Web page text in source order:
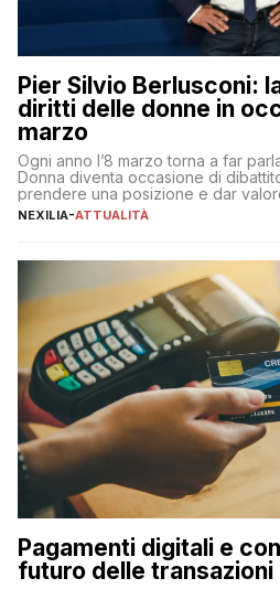
Pier Silvio Berlusconi:
diritti delle donne in
marzo
Ogni anno l’8 marzo torna a far
Donna diventa occasione di
prendere una posizione e dar
sua complessità e crucialità. A
NEXILIA-ATTUALITÀ
Pagamenti digitali e
futuro delle transazioni